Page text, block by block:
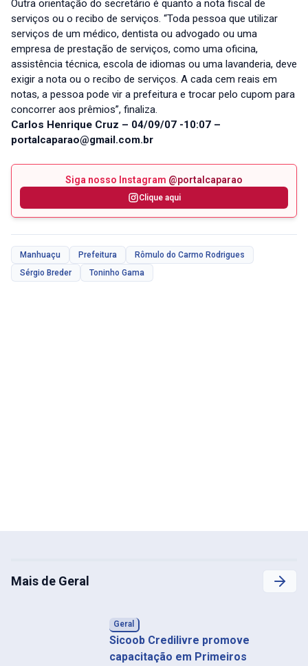
Outra orientação do secretário é quanto a nota fiscal de
serviços ou o recibo de serviços. “Toda pessoa que utilizar
serviços de um médico, dentista ou advogado ou uma
empresa de prestação de serviços, como uma oficina,
assistência técnica, escola de idiomas ou uma lavanderia, deve
exigir a nota ou o recibo de serviços. A cada cem reais em
notas, a pessoa pode vir a prefeitura e trocar pelo cupom para
concorrer aos prêmios”, finaliza.
Carlos Henrique Cruz – 04/09/07 -10:07 –
portalcaparao@gmail.com.br
Siga nosso Instagram @portalcaparao
Clique aqui
Manhuaçu Prefeitura
Rômulo do Carmo Rodrigues
Sérgio Breder
Toninho Gama
Mais de Geral
Geral
Sicoob Credilivre promove
capacitação em Primeiros